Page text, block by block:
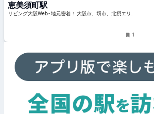
だ」
恵美須町駅
リビング大阪Web - 地元密着！ 大阪市、堺市、北摂エリ
1